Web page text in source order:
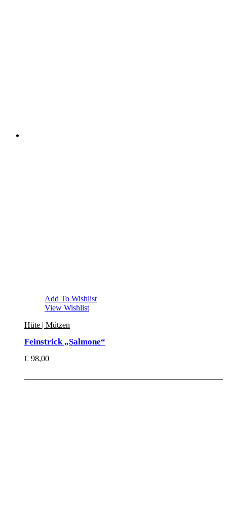
Add To Wishlist
View Wishlist
Hüte | Mützen
Feinstrick „Salmone“
€ 98,00